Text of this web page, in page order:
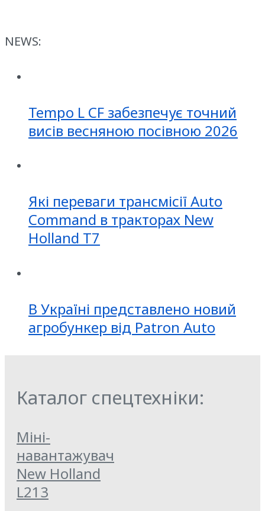
NEWS:
Tempo L CF забезпечує точний
висів весняною посівною 2026
Які переваги трансмісії Auto
Command в тракторах New
Holland T7
В Україні представлено новий
агробункер від Patron Auto
Каталог спецтехніки:
Міні-
навантажувач
New Holland
L213